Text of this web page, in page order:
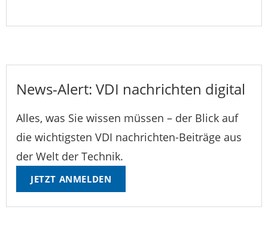
News-Alert: VDI nachrichten digital
Alles, was Sie wissen müssen – der Blick auf
die wichtigsten VDI nachrichten-Beiträge aus
der Welt der Technik.
JETZT ANMELDEN